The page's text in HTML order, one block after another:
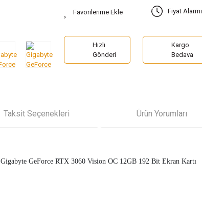
Fiyat Alarmı
Hızlı
Gönderi
Kargo
Bedava
Taksit Seçenekleri Ürün Yorumları
Gigabyte GeForce RTX 3060 Vision OC 12GB 192 Bit Ekran Kartı